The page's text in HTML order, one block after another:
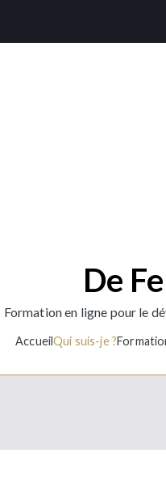
De
Formation en ligne pour le
AccueilQui suis-je ?